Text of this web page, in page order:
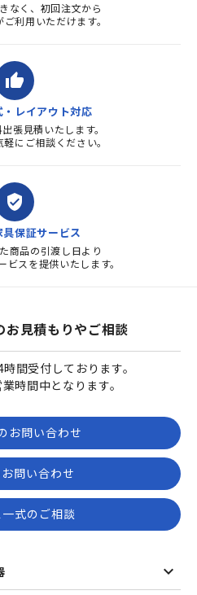
なく、初回注文から
利用いただけます。
thumb_up
レイアウト対応
張見積いたします。
にご相談ください。
verified_user
保証サービス
商品の引渡し日より
ビスを提供いたします。
お見積もりやご相談
間受付しております。
時間中となります。
お問い合わせ
問い合わせ
式のご相談